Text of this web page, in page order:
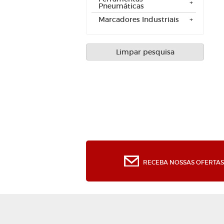
Pneumáticas
Marcadores Industriais
Limpar pesquisa
RECEBA NOSSAS